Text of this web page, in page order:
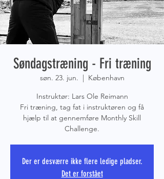
PRS
Søndagstræning - Fri træning
søn. 23. jun.
  |
København
Instruktør: Lars Ole Reimann
Fri træning, tag fat i instruktøren og få
hjælp til at gennemføre Monthly Skill
Challenge.
Der er desværre ikke flere ledige pladser.
Det er forstået